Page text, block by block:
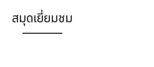
สมุดเยี่ยมชม